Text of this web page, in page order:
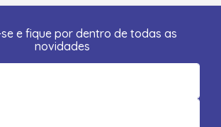
e fique por dentro de todas as
novidades